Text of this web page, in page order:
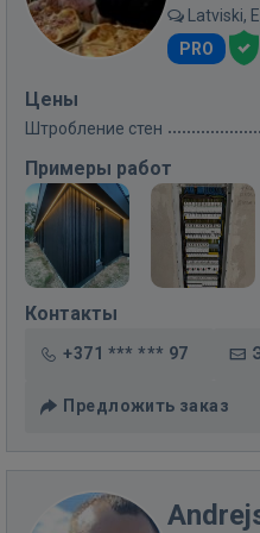
Latviski,
PRO
Цены
Штробление стен
Примеры работ
Контакты
+371 *** *** 97
Предложить заказ